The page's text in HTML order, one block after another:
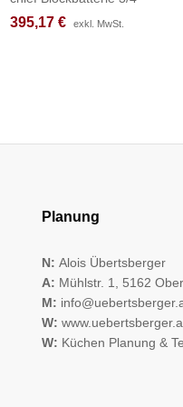
395,17 € exkl. MwSt.
395,17 € exkl. MwSt.
Planung
N: Alois Übertsberger
A: Mühlstr. 1, 5162
M:
W:
W: Küchen Planung &